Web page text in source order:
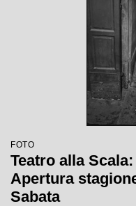
FOTO
Teatro alla
Apertura
Sabata